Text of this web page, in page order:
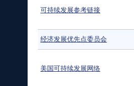
可持续发展参考链接
经济发展优先点委员会
美国可持续发展网络